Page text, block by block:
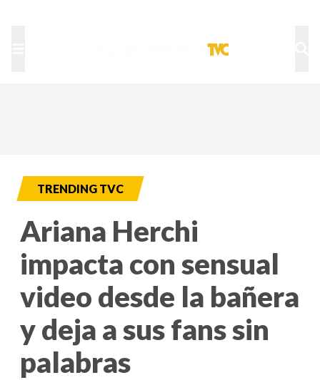
TRENDING TVC
Ariana Herchi
impacta con sensual
video desde la bañera
y deja a sus fans sin
palabras